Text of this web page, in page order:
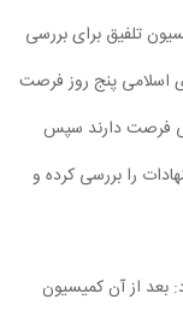
تلفیق برای بررسی
اسلامی پنج روز فرصت
فرصت دارند سپس
را بررسی کرده و
لایحه بودجه ۱۴۰۴ بیان کرد: بعد از آن کمیسیون